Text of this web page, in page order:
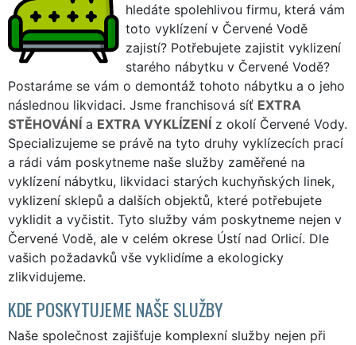
hledáte spolehlivou firmu, která vám
toto vyklízení v Červené Vodě
zajistí? Potřebujete zajistit vyklizení
starého nábytku v Červené Vodě?
Postaráme se vám o demontáž tohoto nábytku a o jeho
následnou likvidaci. Jsme franchisová síť EXTRA
STĚHOVÁNÍ a EXTRA VYKLÍZENÍ z okolí Červené Vody.
Specializujeme se právě na tyto druhy vyklízecích prací
a rádi vám poskytneme naše služby zaměřené na
vyklízení nábytku, likvidaci starých kuchyňských linek,
vyklizení sklepů a dalších objektů, které potřebujete
vyklidit a vyčistit. Tyto služby vám poskytneme nejen v
Červené Vodě, ale v celém okrese Ústí nad Orlicí. Dle
vašich požadavků vše vyklidíme a ekologicky
zlikvidujeme.
KDE POSKYTUJEME NAŠE SLUŽBY
Naše společnost zajišťuje komplexní služby nejen při